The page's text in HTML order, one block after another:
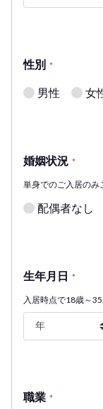
性別 *
男性 女
婚姻状況 *
単身でのご入居のみ
配偶者なし
生年月日 *
入居時点で18歳～
職業 *